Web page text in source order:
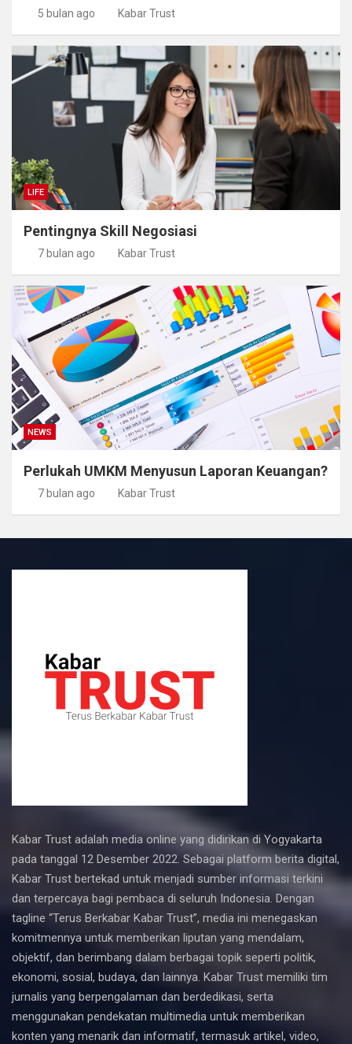
5 bulan ago Kabar Trust
LIFE
Pentingnya Skill Negosiasi
7 bulan ago Kabar Trust
NEWS
Perlukah UMKM Menyusun Laporan Keuangan?
7 bulan ago Kabar Trust
Kabar Trust adalah media online yang didirikan di Yogyakarta
pada tanggal 12 Desember 2022. Sebagai platform berita digital,
Kabar Trust bertekad untuk menjadi sumber informasi terkini
dan terpercaya bagi pembaca di seluruh Indonesia. Dengan
tagline “Terus Berkabar Kabar Trust”, media ini menegaskan
komitmennya untuk memberikan liputan yang mendalam,
objektif, dan berimbang dalam berbagai topik seperti politik,
ekonomi, sosial, budaya, dan lainnya. Kabar Trust memiliki tim
jurnalis yang berpengalaman dan berdedikasi, serta
menggunakan pendekatan multimedia untuk memberikan
konten yang menarik dan informatif, termasuk artikel, video,